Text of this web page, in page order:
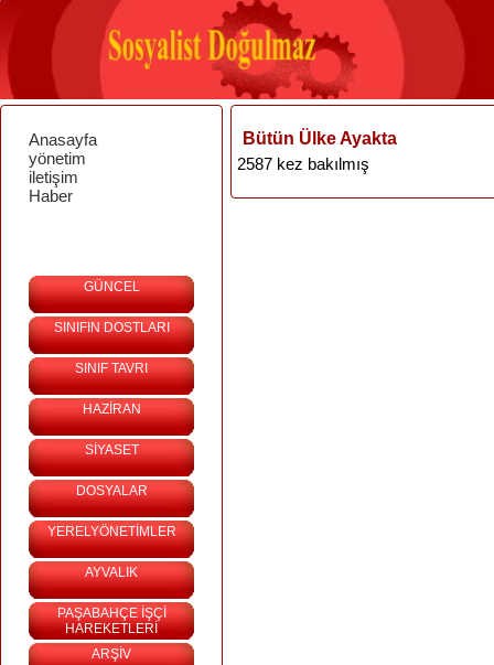
Anasayfa
yönetim
iletişim
Haber
GÜNCEL
SINIFIN DOSTLARI
SINIF TAVRI
HAZİRAN
SİYASET
DOSYALAR
YERELYÖNETİMLER
AYVALIK
PAŞABAHÇE İŞÇİ
HAREKETLERİ
ARŞİV
Bütün Ülke Ayakta
2587 kez bakılmış